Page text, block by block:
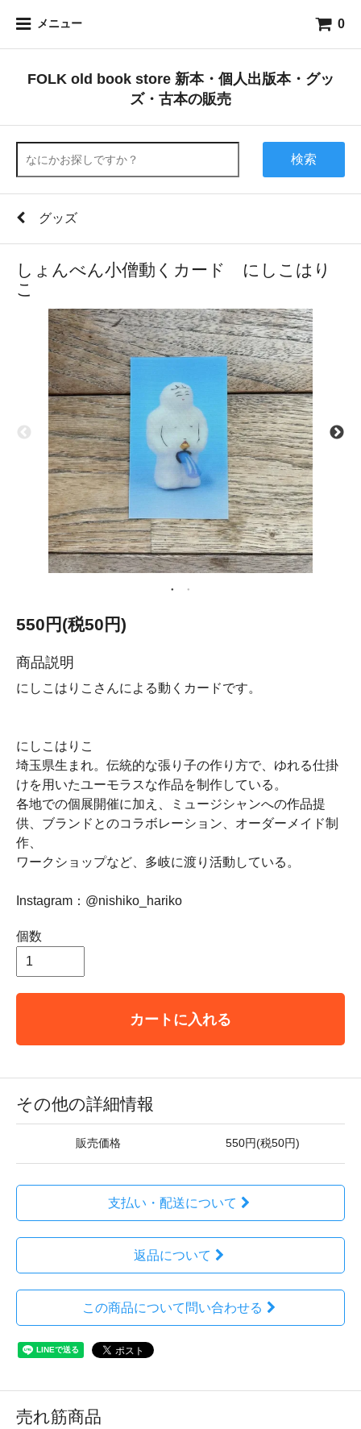
メニュー 0
FOLK old book store 新本・個人出版本・グッ
ズ・古本の販売
検索
グッズ
しょんべん小僧動くカード にしこはり
こ
550円(税50円)
商品説明
にしこはりこさんによる動くカードです。
にしこはりこ
埼玉県生まれ。伝統的な張り子の作り方で、ゆれる仕掛
けを用いたユーモラスな作品を制作している。
各地での個展開催に加え、ミュージシャンへの作品提
供、ブランドとのコラボレーション、オーダーメイド制
作、
ワークショップなど、多岐に渡り活動している。
Instagram：@nishiko_hariko
個数
カートに入れる
その他の詳細情報
販売価格 550円(税50円)
支払い・配送について
返品について
この商品について問い合わせる
売れ筋商品